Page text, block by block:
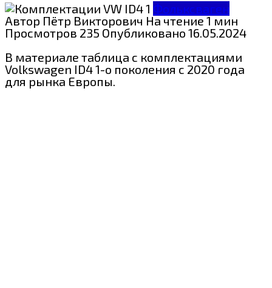
Фольксваген
Автор Пётр Викторович На чтение1 мин
Просмотров 235 Опубликовано 16.05.2024
В материале таблица с комплектациями
Volkswagen ID4 1-о поколения c 2020 года
для рынка Европы.